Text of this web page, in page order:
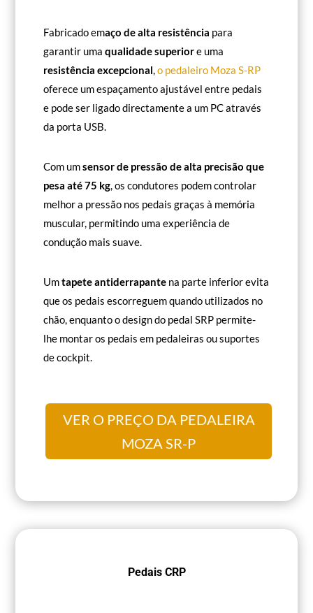
Fabricado emaço de alta resistência para
garantir umaqualidade superiore uma
resistência excepcional,o pedaleiro Moza S-RP
oferece um espaçamento ajustável entre pedais
e pode ser ligado directamente a um PC através
da porta USB.
Com umsensor de pressão de alta precisão que
pesa até 75 kg, os condutores podem controlar
melhor a pressão nos pedais graças à memória
muscular, permitindo uma experiência de
condução mais suave.
Umtapete antiderrapante na parte inferior evita
que os pedais escorreguem quando utilizados no
chão, enquanto o design do pedal SRP permite-
lhe montar os pedais em pedaleiras ou suportes
de cockpit.
VER O PREÇO DA PEDALEIRA
MOZA SR-P
Pedais CRP